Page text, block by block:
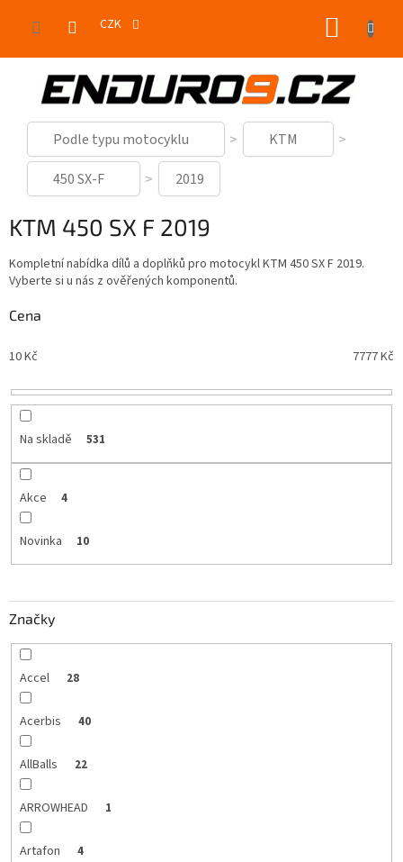
CZK
Podle typu motocyklu
KTM
450 SX-F
2019
KTM 450 SX F 2019
Kompletní nabídka dílů a doplňků pro motocykl KTM 450 SX F 2019.
Vyberte si u nás z ověřených komponentů.
Cena
10Kč 7777Kč
Na skladě 531
Akce 4
Novinka 10
Značky
Accel 28
Acerbis 40
AllBalls 22
ARROWHEAD 1
Artafon 4